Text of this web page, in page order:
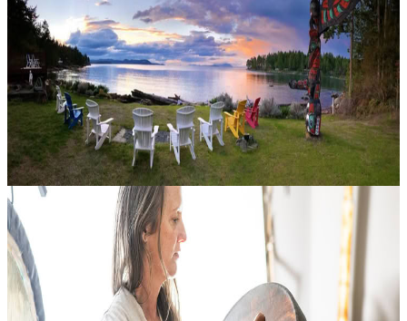
Con Greg Gurel Imparare ad accogliere la rabbia con lucidità,
sicurezza e responsabilità può diventare un passaggio decisivo per
difendere i propri bisogni e costruire le relazioni — e la vita — che
d...
1020,00 CA$
27 novembre 2026 00:00
Gabriola, Canada
Spirale Vivente dell’Alchimia Interiore – Fase del
Legno
Un percorso iniziatico di un anno attraverso le cinque fasi elementali